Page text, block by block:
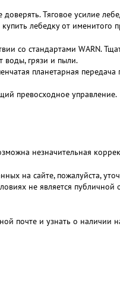
Тяговое усилие
лебедку от именитого
со стандартами WARN.
воды, грязи и пыли.
планетарная
превосходное управление.
незначительная
на сайте, пожалуйста,
не является
почте и узнать о наличии